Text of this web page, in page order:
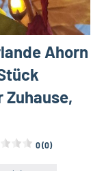
Ahorn
0 (0)